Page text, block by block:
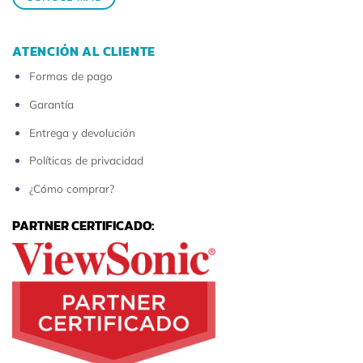
ATENCIÓN AL CLIENTE
Formas de pago
Garantía
Entrega y devolución
Políticas de privacidad
¿Cómo comprar?
PARTNER CERTIFICADO: